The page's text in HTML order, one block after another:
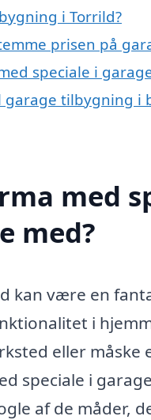
i Torrild?
prisen på
speciale i
garage tilbygning i
med
med?
kan være en
i
eller måske
speciale i
af de måder,